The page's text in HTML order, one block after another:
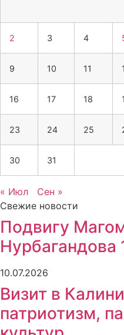
2 3 4
9 10 11
16 17 18
23 24 25
30 31
« Июл
Сен »
Свежие новости
Подвигу
Нурбагандова
10.07.2026
Визит в
патриотизм,